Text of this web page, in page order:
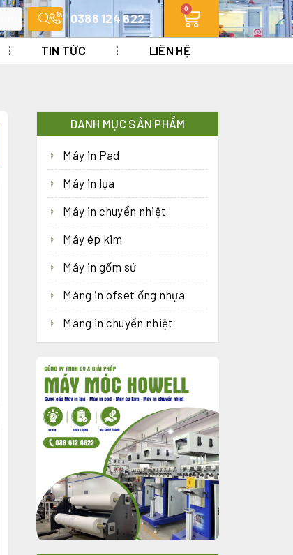
0386 124 622
0
TIN TỨC LIÊN HỆ
DANH MỤC SẢN PHẨM
Máy in Pad
Máy in lụa
Máy in chuyển nhiệt
Máy ép kim
Máy in gốm sứ
Màng in ofset ống nhựa
Màng in chuyển nhiệt